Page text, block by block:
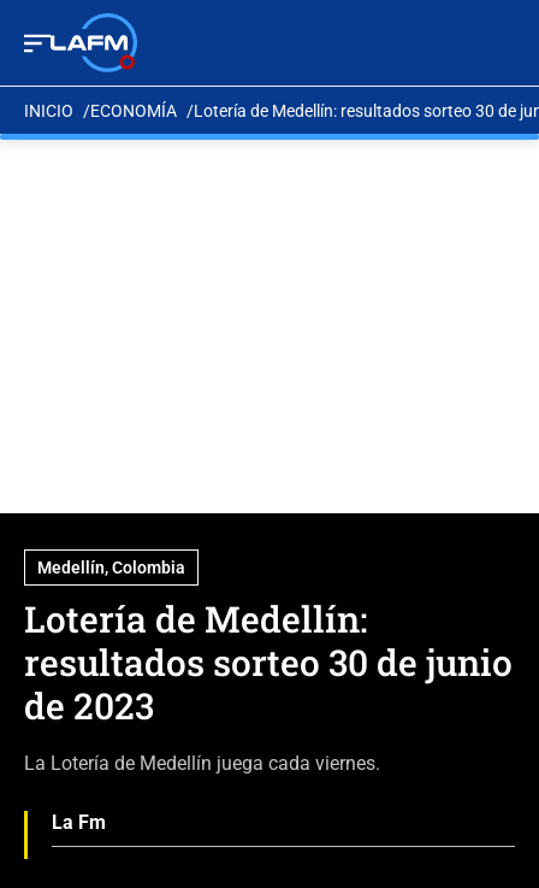
INICIO ECONOMÍA Lotería de Medellín: resultados sorteo 30 de
Medellín, Colombia
Lotería de Medellín:
resultados sorteo 30 de junio
de 2023
La Lotería de Medellín juega cada viernes.
La Fm